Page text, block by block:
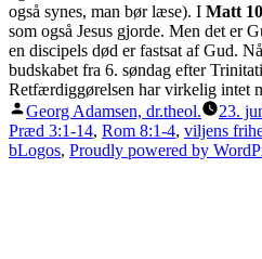
også synes, man bør læse). I Matt
som også Jesus gjorde. Men det er
en discipels død er fastsat af Gud.
budskabet fra 6. søndag efter
Retfærdiggørelsen har virkelig intet
Posted
by
Georg Adamsen, dr.theol. 23.
Præd 3:1-14, Rom 8:1-4, viljens
bLogos, Proudly powered by